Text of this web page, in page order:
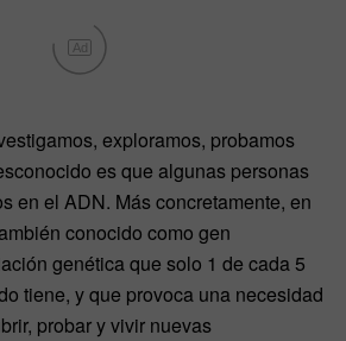
Ad
exploramos, probamos
es que algunas personas
en el ADN. Más concretamente, en
conocido como gen
genética que solo 1 de cada 5
tiene, y que provoca una necesidad
probar y vivir nuevas